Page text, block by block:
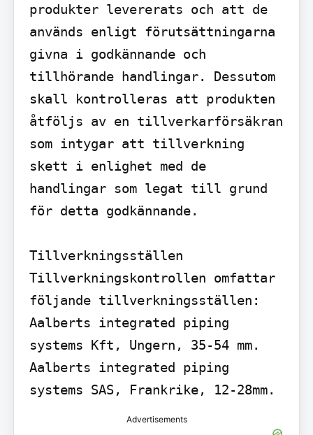
produkter levererats och att de
används enligt förutsättningarna
givna i godkännande och
tillhörande handlingar. Dessutom
skall kontrolleras att produkten
åtföljs av en tillverkarförsäkran
som intygar att tillverkning
skett i enlighet med de
handlingar som legat till grund
för detta godkännande.
Tillverkningsställen
Tillverkningskontrollen omfattar
följande tillverkningsställen:
Aalberts integrated piping
systems Kft, Ungern, 35-54 mm.
Aalberts integrated piping
systems SAS, Frankrike, 12-28mm.
Advertisements